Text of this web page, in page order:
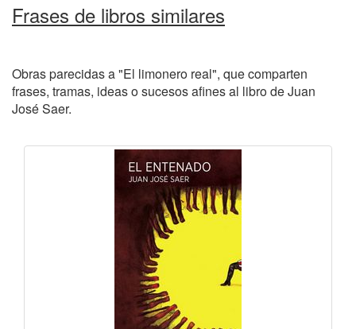
Frases de libros similares
Obras parecidas a "El limonero real", que comparten
frases, tramas, ideas o sucesos afines al libro de Juan
José Saer.